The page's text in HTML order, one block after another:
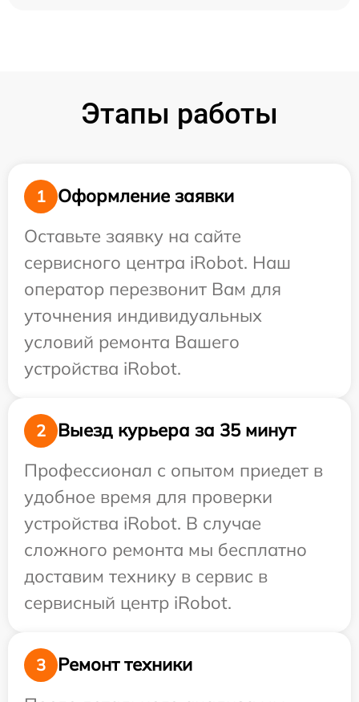
Этапы работы
1
Оформление заявки
Оставьте заявку на сайте
сервисного центра iRobot. Наш
оператор перезвонит Вам для
уточнения индивидуальных
условий ремонта Вашего
устройства iRobot.
2
Выезд курьера за 35 минут
Профессионал с опытом приедет в
удобное время для проверки
устройства iRobot. В случае
сложного ремонта мы бесплатно
доставим технику в сервис в
сервисный центр iRobot.
3
Ремонт техники